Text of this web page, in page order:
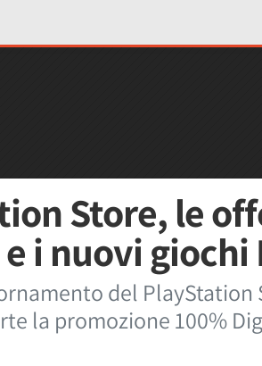
Store, le
i nuovi giochi
del PlayStation
la promozione 100%